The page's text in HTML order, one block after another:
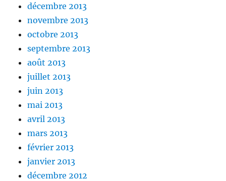
décembre 2013
novembre 2013
octobre 2013
septembre 2013
août 2013
juillet 2013
juin 2013
mai 2013
avril 2013
mars 2013
février 2013
janvier 2013
décembre 2012